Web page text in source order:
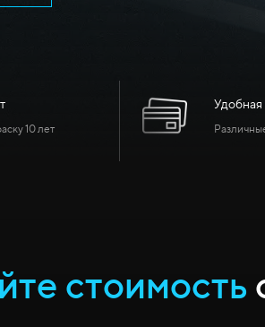
10 лет
Удобная
стоимость